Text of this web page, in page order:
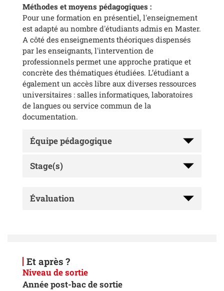
Méthodes et moyens pédagogiques :
Pour une formation en présentiel, l'enseignement
est adapté au nombre d'étudiants admis en Master.
A côté des enseignements théoriques dispensés
par les enseignants, l'intervention de
professionnels permet une approche pratique et
concrète des thématiques étudiées. L’étudiant a
également un accès libre aux diverses ressources
universitaires : salles informatiques, laboratoires
de langues ou service commun de la
documentation.
Équipe pédagogique
Stage(s)
Évaluation
Et après ?
Niveau de sortie
Année post-bac de sortie